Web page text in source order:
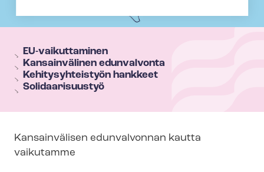
EU-vaikuttaminen
Kansainvälinen edunvalvonta
Kehitysyhteistyön hankkeet
Solidaarisuustyö
Kansainvälisen edunvalvonnan kautta
vaikutamme